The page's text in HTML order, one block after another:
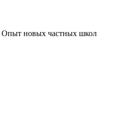
Опыт новых частных школ